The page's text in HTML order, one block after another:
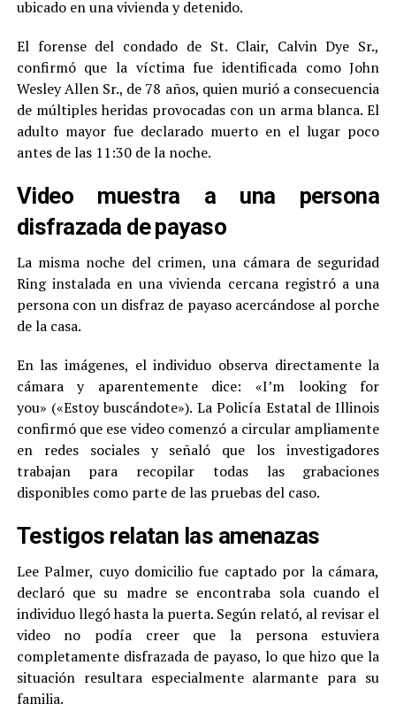
ubicado en una vivienda y detenido.
El forense del condado de St. Clair, Calvin Dye Sr.,
confirmó que la víctima fue identificada como John
Wesley Allen Sr., de 78 años, quien murió a consecuencia
de múltiples heridas provocadas con un arma blanca. El
adulto mayor fue declarado muerto en el lugar poco
antes de las 11:30 de la noche.
Video muestra a una persona
disfrazada de payaso
La misma noche del crimen, una cámara de seguridad
Ring instalada en una vivienda cercana registró a una
persona con un disfraz de payaso acercándose al porche
de la casa.
En las imágenes, el individuo observa directamente la
cámara y aparentemente dice: «I’m looking for
you» («Estoy buscándote»). La Policía Estatal de Illinois
confirmó que ese video comenzó a circular ampliamente
en redes sociales y señaló que los investigadores
trabajan para recopilar todas las grabaciones
disponibles como parte de las pruebas del caso.
Testigos relatan las amenazas
Lee Palmer, cuyo domicilio fue captado por la cámara,
declaró que su madre se encontraba sola cuando el
individuo llegó hasta la puerta. Según relató, al revisar el
video no podía creer que la persona estuviera
completamente disfrazada de payaso, lo que hizo que la
situación resultara especialmente alarmante para su
familia.